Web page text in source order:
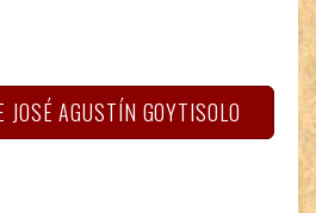
AGUSTÍN GOYTISOLO